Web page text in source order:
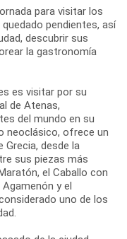
para visitar los
pendientes, así
descubrir sus
la gastronomía
es visitar por su
de Atenas,
del mundo en su
neoclásico, ofrece un
desde la
sus piezas más
el Caballo con
y el
uno de los